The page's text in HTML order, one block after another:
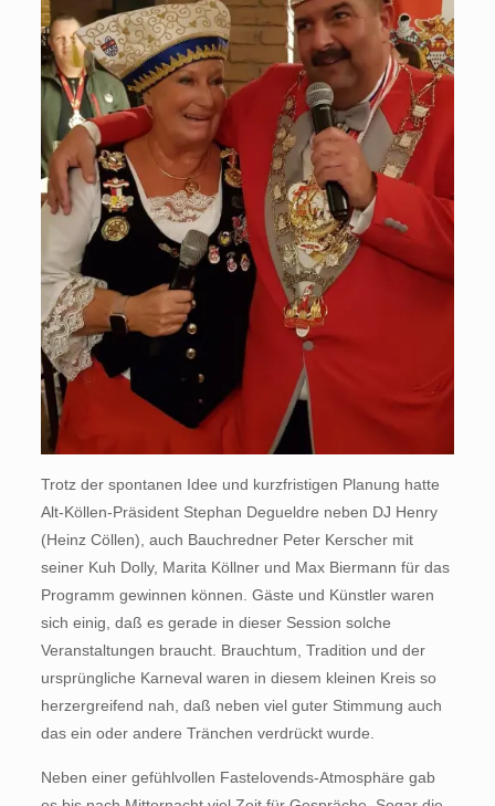
Trotz der spontanen Idee und kurzfristigen Planung hatte
Alt-Köllen-Präsident Stephan Degueldre neben DJ Henry
(Heinz Cöllen), auch Bauchredner Peter Kerscher mit
seiner Kuh Dolly, Marita Köllner und Max Biermann für das
Programm gewinnen können. Gäste und Künstler waren
sich einig, daß es gerade in dieser Session solche
Veranstaltungen braucht. Brauchtum, Tradition und der
ursprüngliche Karneval waren in diesem kleinen Kreis so
herzergreifend nah, daß neben viel guter Stimmung auch
das ein oder andere Tränchen verdrückt wurde.
Neben einer gefühlvollen Fastelovends-Atmosphäre gab